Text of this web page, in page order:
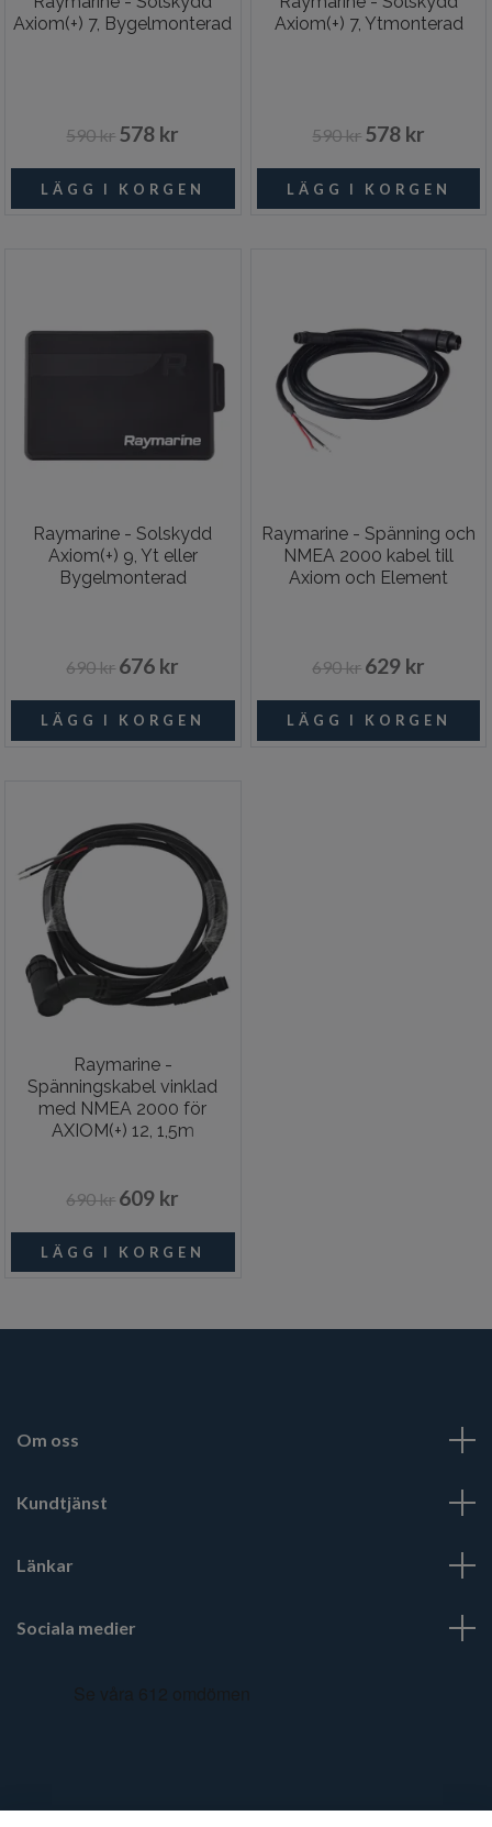
Axiom(+) 7, Bygelmonterad
590 kr 578 kr
Axiom(+) 7, Ytmonterad
590 kr 578 kr
Raymarine - Solskydd
Axiom(+) 9, Yt eller
Bygelmonterad
690 kr 676 kr
Raymarine - Spänning och
NMEA 2000 kabel till
Axiom och Element
690 kr 629 kr
Raymarine -
Spänningskabel vinklad
med NMEA 2000 för
AXIOM(+) 12, 1,5m
690 kr 609 kr
Om oss
Kundtjänst
Länkar
Sociala medier